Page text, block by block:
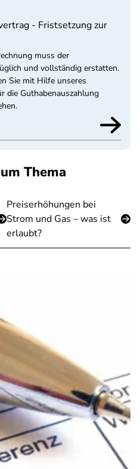
- Fristsetzung zur
muss der
und vollständig erstatten.
Sie mit Hilfe unseres
die Guthabenauszahlung
Thema
Preiserhöhungen bei
Strom und Gas – was ist
erlaubt?